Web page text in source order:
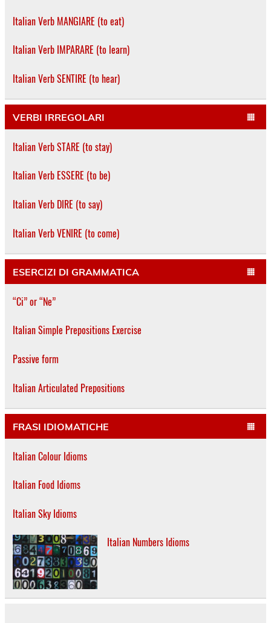
Italian Verb MANGIARE (to eat)
Italian Verb IMPARARE (to learn)
Italian Verb SENTIRE (to hear)
VERBI IRREGOLARI
Italian Verb STARE (to stay)
Italian Verb ESSERE (to be)
Italian Verb DIRE (to say)
Italian Verb VENIRE (to come)
ESERCIZI DI GRAMMATICA
“Ci” or “Ne”
Italian Simple Prepositions Exercise
Passive form
Italian Articulated Prepositions
FRASI IDIOMATICHE
Italian Colour Idioms
Italian Food Idioms
Italian Sky Idioms
Italian Numbers Idioms